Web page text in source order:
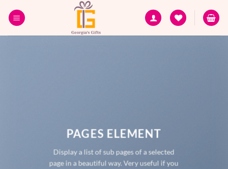
PAGES ELEMENT
Display a list of sub pages of a selected
page in a beautiful way. Very useful if you